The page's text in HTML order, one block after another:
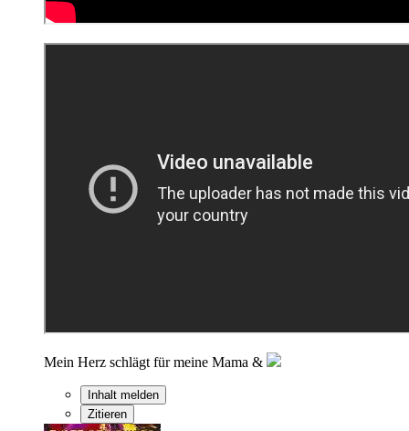
Mein Herz schlägt für meine Mama &
Inhalt melden
Zitieren